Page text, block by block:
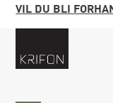
VIL DU BLI